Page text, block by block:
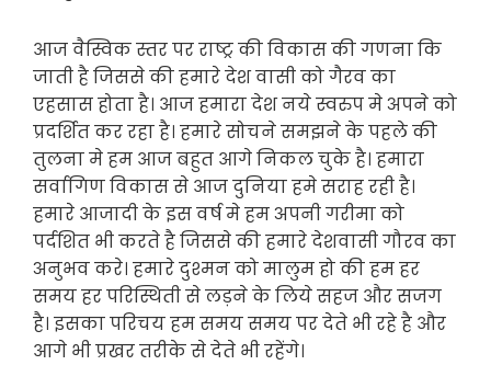
आज वैस्विक स्तर पर राष्ट्र की विकास की गणना कि
जाती है जिससे की हमारे देश वासी को गैरव का
एहसास होता है। आज हमारा देश नये स्वरुप मे अपने को
प्रदर्शित कर रहा है। हमारे सोचने समझने के पहले की
तुलना मे हम आज बहुत आगे निकल चुके है। हमारा
सर्वागिण विकास से आज दुनिया हमे सराह रही है।
हमारे आजादी के इस वर्ष मे हम अपनी गरीमा को
पर्दशित भी करते है जिससे की हमारे देशवासी गौरव का
अनुभव करे। हमारे दुश्मन को मालुम हो की हम हर
समय हर परिस्थिती से लड़ने के लिये सहज और सजग
है। इसका परिचय हम समय समय पर देते भी रहे है और
आगे भी प्रखर तरीके से देते भी रहेंगे।